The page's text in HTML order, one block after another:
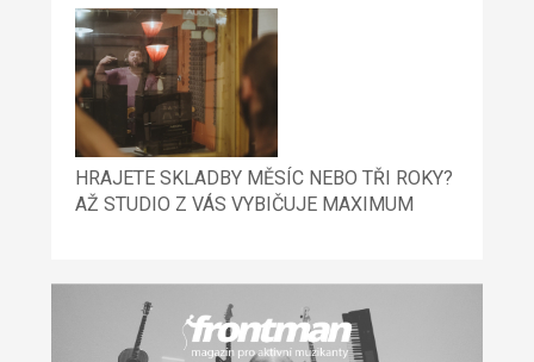
HRAJETE SKLADBY MĚSÍC NEBO TŘI ROKY?
AŽ STUDIO Z VÁS VYBIČUJE MAXIMUM